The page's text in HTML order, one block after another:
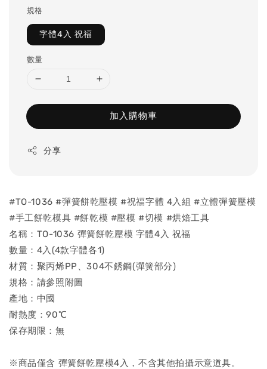
規格
字體4入 祝福
數量
加入購物車
分享
#TO-1036 #彈簧餅乾壓模 #祝福字體 4入組 #立體彈簧壓模
#手工餅乾模具 #餅乾模 #壓模 #切模 #烘焙工具
名稱：TO-1036 彈簧餅乾壓模 字體4入 祝福
數量：4入(4款字體各1)
材質：聚丙烯PP、304不銹鋼(彈簧部分)
規格：請參照附圖
產地：中國
耐熱度：90℃
保存期限：無
※商品僅含 彈簧餅乾壓模4入，不含其他拍攝示意道具。